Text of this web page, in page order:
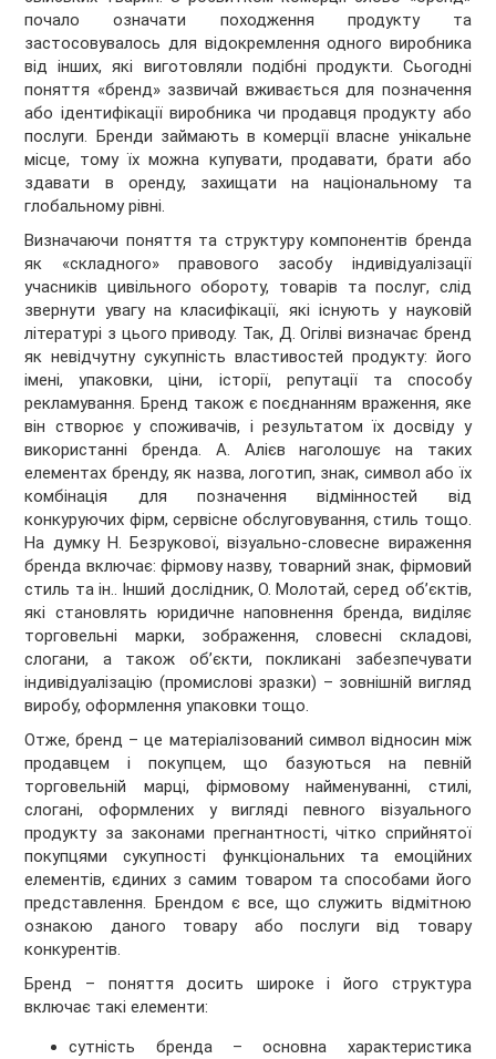
почало означати походження продукту та
застосовувалось для відокремлення одного виробника
від інших, які виготовляли подібні продукти. Сьогодні
поняття «бренд» зазвичай вживається для позначення
або ідентифікації виробника чи продавця продукту або
послуги. Бренди займають в комерції власне унікальне
місце, тому їх можна купувати, продавати, брати або
здавати в оренду, захищати на національному та
глобальному рівні.
Визначаючи поняття та структуру компонентів бренда
як «складного» правового засобу індивідуалізації
учасників цивільного обороту, товарів та послуг, слід
звернути увагу на класифікації, які існують у науковій
літературі з цього приводу. Так, Д. Огілві визначає бренд
як невідчутну сукупність властивостей продукту: його
імені, упаковки, ціни, історії, репутації та способу
рекламування. Бренд також є поєднанням враження, яке
він створює у споживачів, і результатом їх досвіду у
використанні бренда. А. Алієв наголошує на таких
елементах бренду, як назва, логотип, знак, символ або їх
комбінація для позначення відмінностей від
конкуруючих фірм, сервісне обслуговування, стиль тощо.
На думку Н. Безрукової, візуально-словесне вираження
бренда включає: фірмову назву, товарний знак, фірмовий
стиль та ін.. Інший дослідник, О. Молотай, серед об’єктів,
які становлять юридичне наповнення бренда, виділяє
торговельні марки, зображення, словесні складові,
слогани, а також об’єкти, покликані забезпечувати
індивідуалізацію (промислові зразки) – зовнішній вигляд
виробу, оформлення упаковки тощо.
Отже, бренд – це матеріалізований символ відносин між
продавцем і покупцем, що базуються на певній
торговельній марці, фірмовому найменуванні, стилі,
слогані, оформлених у вигляді певного візуального
продукту за законами прегнантності, чітко сприйнятої
покупцями сукупності функціональних та емоційних
елементів, єдиних з самим товаром та способами його
представлення. Брендом є все, що служить відмітною
ознакою даного товару або послуги від товару
конкурентів.
Бренд – поняття досить широке і його структура
включає такі елементи:
сутність бренда – основна характеристика